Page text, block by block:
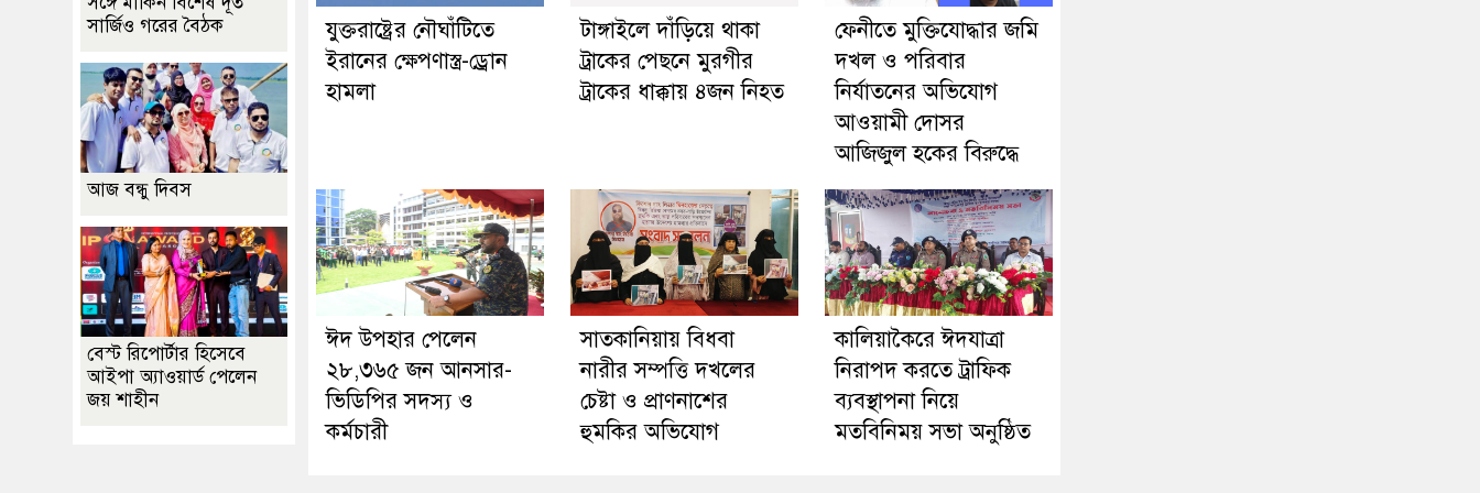
যুক্তরাষ্ট্রের নৌঘাঁটিতে
ইরানের ক্ষেপণাস্ত্র-ড্রোন
হামলা
টাঙ্গাইলে দাঁড়িয়ে থাকা
ট্রাকের পেছনে মুরগীর
ট্রাকের ধাক্কায় ৪জন নিহত
ফেনীতে মুক্তিযোদ্ধার জমি
দখল ও পরিবার
নির্যাতনের অভিযোগ
আওয়ামী দোসর
আজিজুল হকের বিরুদ্ধে
ঈদ উপহার পেলেন
২৮,৩৬৫ জন আনসার-
ভিডিপির সদস্য ও
কর্মচারী
সাতকানিয়ায় বিধবা
নারীর সম্পত্তি দখলের
চেষ্টা ও প্রাণনাশের
হুমকির অভিযোগ
কালিয়াকৈরে ঈদযাত্রা
নিরাপদ করতে ট্রাফিক
ব্যবস্থাপনা নিয়ে
মতবিনিময় সভা অনুষ্ঠিত
সার্জিও গরের বৈঠক
আজ বন্ধু দিবস
বেস্ট রিপোর্টার হিসেবে
আইপা অ্যাওয়ার্ড পেলেন
জয় শাহীন